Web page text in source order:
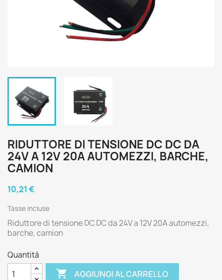
RIDUTTORE DI TENSIONE DC DC DA
24V A 12V 20A AUTOMEZZI, BARCHE,
CAMION
10,21 €
Tasse incluse
Riduttore di tensione DC DC da 24V a 12V 20A automezzi,
barche, camion
Quantità
 AGGIUNGI AL CARRELLO